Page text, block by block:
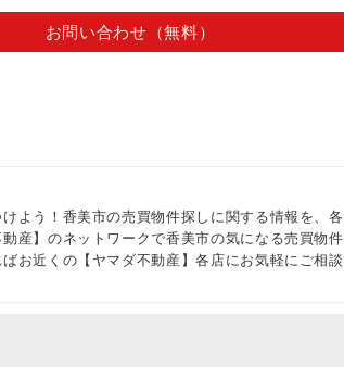
お問い合わせ（無料）
よう！香美市の売買物件探しに関する情報を、
産】のネットワークで香美市の気になる売買物
お近くの【ヤマダ不動産】各店にお気軽にご相談